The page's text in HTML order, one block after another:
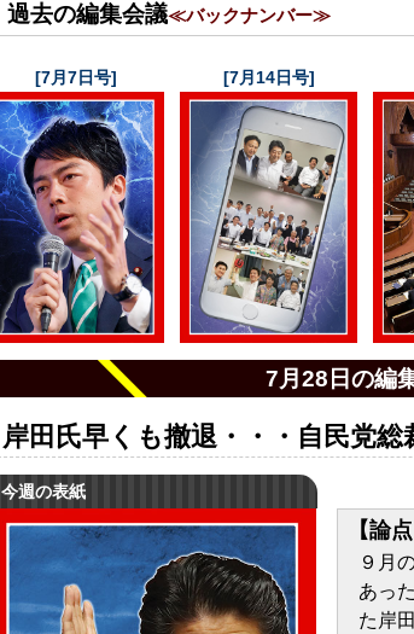
過去の編集会議≪バックナンバー≫
[7月7日号] [7月14日号]
7月28日の編
岸田氏早くも撤退・・・自民党総
今週の表紙
【論点
９月
あっ
た岸